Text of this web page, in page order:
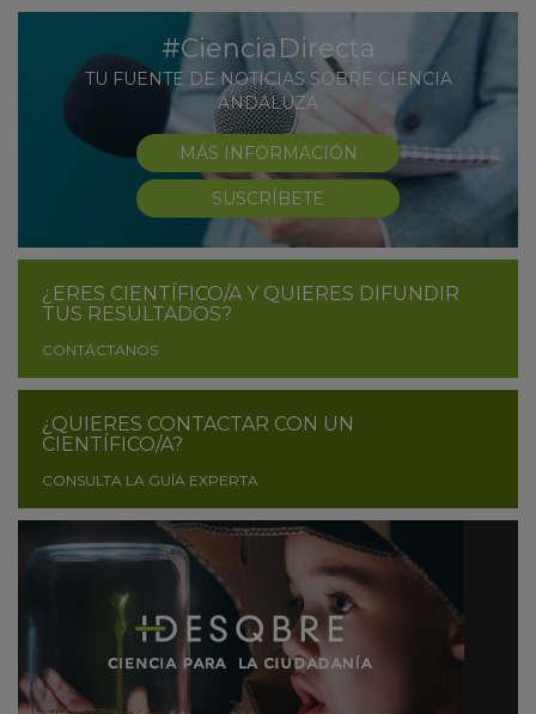
#CienciaDirecta
TU FUENTE DE NOTICIAS SOBRE CIENCIA
ANDALUZA
MÁS INFORMACIÓN
SUSCRÍBETE
¿ERES CIENTÍFICO/A Y QUIERES DIFUNDIR
TUS RESULTADOS?
CONTÁCTANOS
¿QUIERES CONTACTAR CON UN
CIENTÍFICO/A?
CONSULTA LA GUÍA EXPERTA